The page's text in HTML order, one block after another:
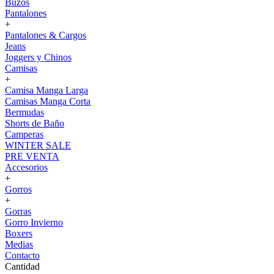
Buzos
Pantalones
+
Pantalones & Cargos
Jeans
Joggers y Chinos
Camisas
+
Camisa Manga Larga
Camisas Manga Corta
Bermudas
Shorts de Baño
Camperas
WINTER SALE
PRE VENTA
Accesorios
+
Gorros
+
Gorras
Gorro Invierno
Boxers
Medias
Contacto
Cantidad